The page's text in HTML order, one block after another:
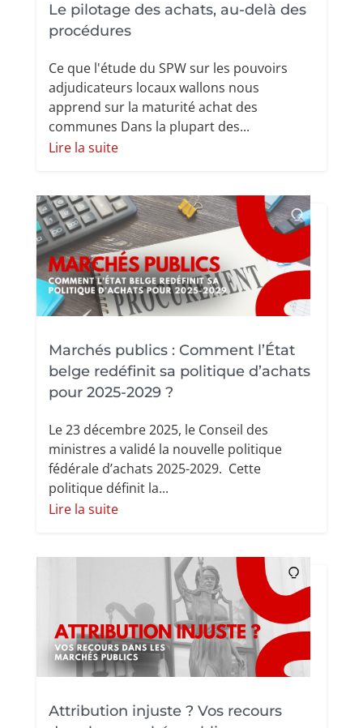
Le pilotage des achats, au-delà des
procédures
Ce que l'étude du SPW sur les pouvoirs
adjudicateurs locaux wallons nous
apprend sur la maturité achat des
communes Dans la plupart des...
Lire la suite
Marchés publics : Comment l’État
belge redéfinit sa politique d’achats
pour 2025-2029 ?
Le 23 décembre 2025, le Conseil des
ministres a validé la nouvelle politique
fédérale d’achats 2025-2029. Cette
politique définit la...
Lire la suite
Attribution injuste ? Vos recours